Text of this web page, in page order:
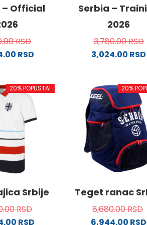
– Official
RSD
RSD
ima
više
varijanti.
Opcije
mogu
biti
izabrane
na
stranici
proizvoda.
Serbia –
2026
3,780.00RSD
3,024.00 RSD
ima
više
varijanti.
Opcije
mogu
biti
na
stranici
20% POPUSTA!
Srbije
RSD
RSD
20%
Teget ranac
8,680.00RSD
6,944.00 RSD